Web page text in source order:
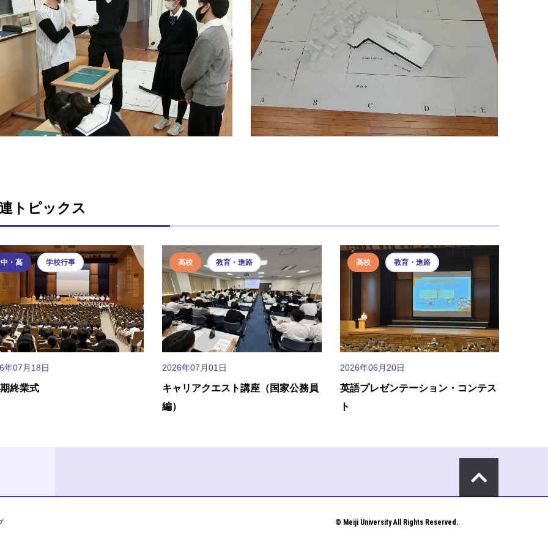
トピックス
年07月18日
終業式
中・高 学校行事
2026年07月01日
キャリアクエスト講座（国家公務員
編）
高校 教育・進路
2026年06月20日
英語プレゼンテーション・コンテス
ト
高校 教育・進路
© Meiji University All Rights Reserved.